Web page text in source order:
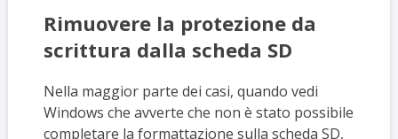
Rimuovere la protezione da
scrittura dalla scheda SD
Nella maggior parte dei casi, quando vedi
Windows che avverte che non è stato possibile
completare la formattazione sulla scheda SD,